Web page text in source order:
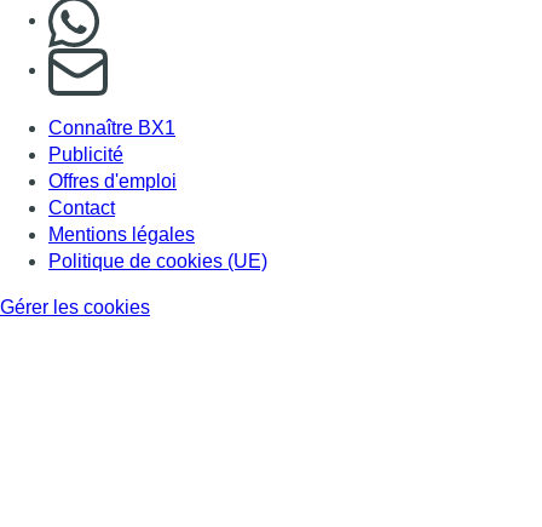
S'abonner à notre newsletter
Connaître BX1
Publicité
Offres d'emploi
Contact
Mentions légales
Politique de cookies (UE)
Gérer les cookies